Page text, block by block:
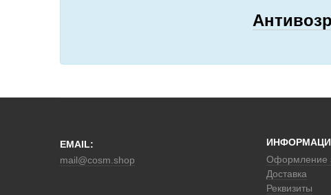
EMAIL:
mail@cosm.shop
Оформление
Доставка
Реквизиты